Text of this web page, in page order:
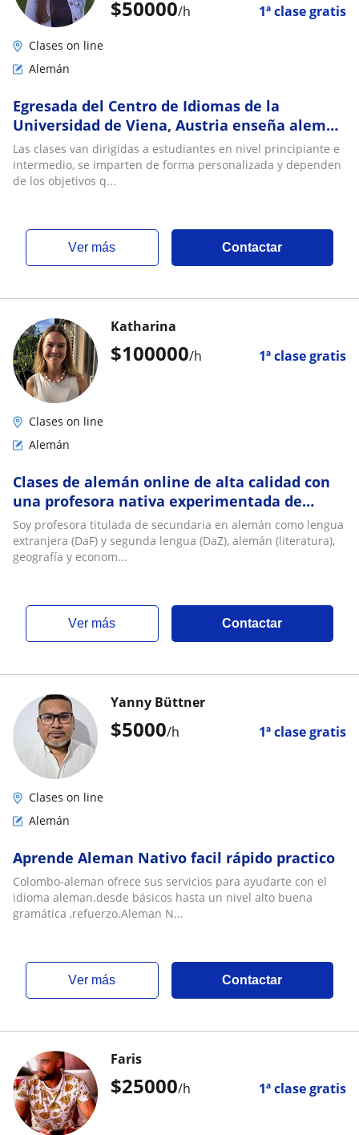
$50000/h 1ª clase gratis
Clases on line
Alemán
Egresada del Centro de Idiomas de la
Universidad de Viena, Austria enseña alemán
a adolescentes y adultos
Las clases van dirigidas a estudiantes en nivel principiante e
intermedio, se imparten de forma personalizada y dependen
de los objetivos q...
ver más Contactar
$100000/h 1ª clase gratis
Katharina
Clases on line
Alemán
Clases de alemán online de alta calidad con
una profesora nativa experimentada de
Austria
Soy profesora titulada de secundaria en alemán como lengua
extranjera (DaF) y segunda lengua (DaZ), alemán (literatura),
geografía y econom...
ver más Contactar
$5000/h 1ª clase gratis
Yanny Büttner
Clases on line
Alemán
Aprende Aleman Nativo facil rápido practico
Colombo-aleman ofrece sus servicios para ayudarte con el
idioma aleman.desde básicos hasta un nivel alto buena
gramática ,refuerzo.Aleman N...
ver más Contactar
$25000/h 1ª clase gratis
Faris